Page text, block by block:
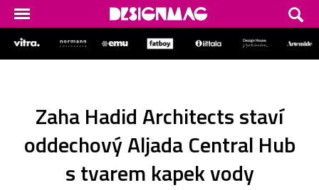
Zaha Hadid Architects staví
oddechový Aljada Central Hub
s tvarem kapek vody